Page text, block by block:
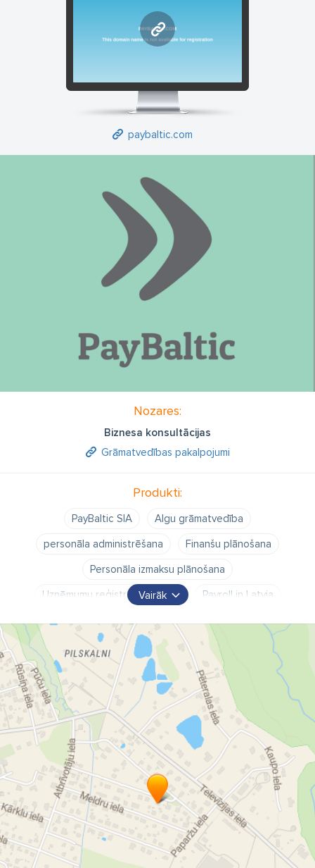
paybaltic.com
paybaltic.com
Nozares:
Biznesa konsultācijas
Grāmatvedības pakalpojumi
Produkti:
PayBaltic SIA
Algu grāmatvedība
personāla administrēšana
Finanšu plānošana
Personāla izmaksu plānošana
Uzņēmumu reģistrācija Latvijā
Payroll in Latvia
HR costs planning in Latvia
biznesa konsultācijas
Vairāk